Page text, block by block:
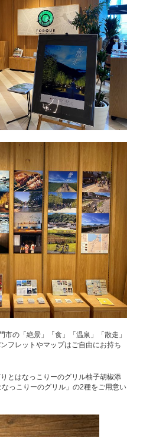
の「絶景」「食」「温泉」「散走」
フレットやマップはご自由にお持ち
とはなっこりーのグリル柚子胡椒添
っこりーのグリル」の2種をご用意い